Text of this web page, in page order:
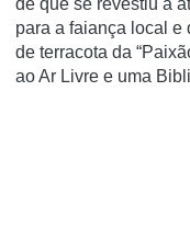
de que se revestiu a
para a faiança local e
de terracota da
ao Ar Livre e uma